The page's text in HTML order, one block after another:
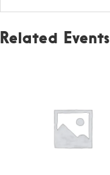
Related Events